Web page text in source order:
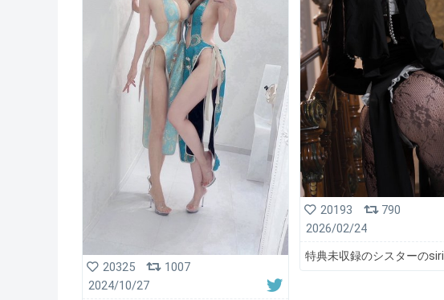
20325
1007
2024/10/27
20193
790
2026/02/24
特典未収録のシスターのsiri